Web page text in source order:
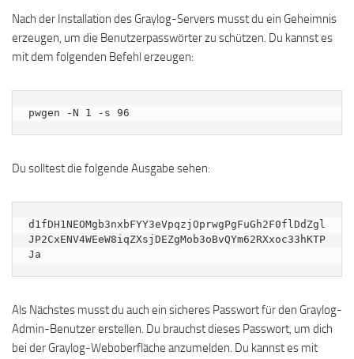
Nach der Installation des Graylog-Servers musst du ein Geheimnis
erzeugen, um die Benutzerpasswörter zu schützen. Du kannst es
mit dem folgenden Befehl erzeugen:
pwgen -N 1 -s 96
Du solltest die folgende Ausgabe sehen:
d1fDH1NEOMgb3nxbFYY3eVpqzjOprwgPgFuGh2F0flDdZgl
JP2CxENV4WEeW8iqZXsjDEZgMob3oBvQYm62RXxoc33hKTP
Als Nächstes musst du auch ein sicheres Passwort für den Graylog-
Admin-Benutzer erstellen. Du brauchst dieses Passwort, um dich
bei der Graylog-Weboberfläche anzumelden. Du kannst es mit